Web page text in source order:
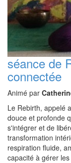
séance de
connectée
Animé par
Le Rebirth, appelé
douce et profonde
s'intégrer et de
transformation
respiration fluide,
capacité à gérer